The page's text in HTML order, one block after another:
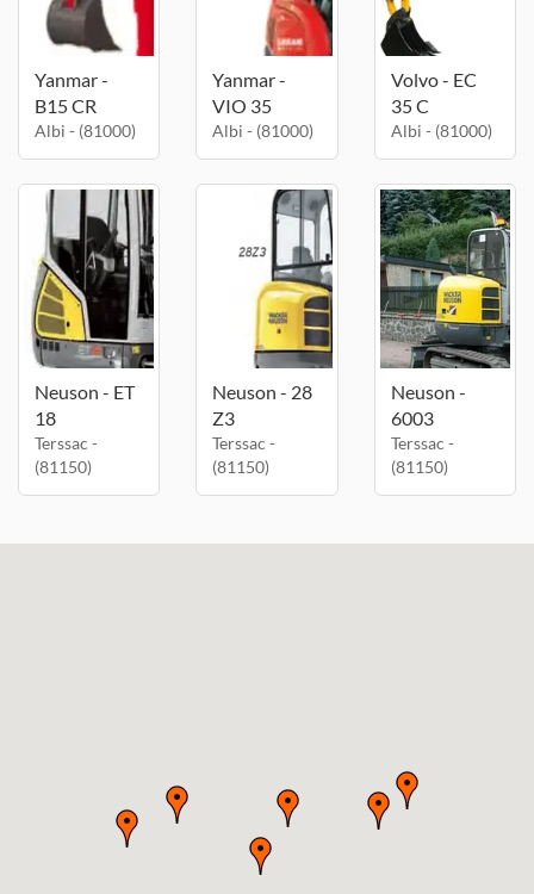
Yanmar -
B15 CR
Albi - (81000)
Yanmar -
VIO 35
Albi - (81000)
Volvo - EC
35 C
Albi - (81000)
Neuson - ET
18
Terssac -
(81150)
Neuson - 28
Z3
Terssac -
(81150)
Neuson -
6003
Terssac -
(81150)